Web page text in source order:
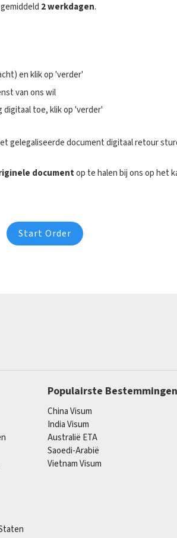
2 werkdagen.
en klik op 'verder'
van ons wil
toe, klik op 'verder'
gelegaliseerde document digitaal retour
documentop te halen bij ons op het
Start Order
Populairste Bestemmingen
China Visum
India Visum
Australië ETA
Saoedi-Arabië
Vietnam Visum